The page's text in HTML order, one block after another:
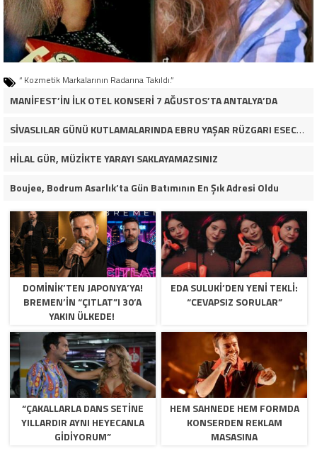
“ Kozmetik Markalarının Radarına Takıldı.”
MANİFEST’İN İLK OTEL KONSERİ 7 AĞUSTOS’TA ANTALYA’DA
SİVASLILAR GÜNÜ KUTLAMALARINDA EBRU YAŞAR RÜZGARI ESECEK!
HİLAL GÜR, MÜZİKTE YARAYI SAKLAYAMAZSINIZ
Boujee, Bodrum Asarlık’ta Gün Batımının En Şık Adresi Oldu
DOMINIK’TEN JAPONYA’YA!
BREMEN’IN “ÇITLAT”I 30’A
YAKIN ÜLKEDE!
EDA SULUKI’DEN YENI TEKLI:
“CEVAPSIZ SORULAR”
“ÇAKALLARLA DANS SETINE
YILLARDIR AYNI HEYECANLA
GIDIYORUM”
HEM SAHNEDE HEM FORMDA
KONSERDEN REKLAM
MASASINA